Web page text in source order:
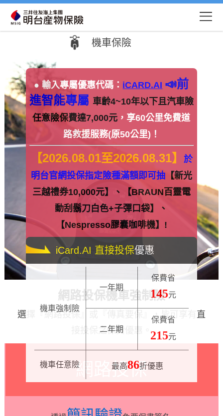
機車保險
● 輸入專屬優惠代碼： iCARD.AI 📣前
進智能專屬 車齡4~10年以下且汽車險
任意險保費達7,000元 ，享60公里免費道
路救援服務(原50公里)！
【2026.08.01至2026.08.31】
於
明台官網投保指定險種滿額即可抽【新光
三越禮券10,000元】、【BRAUN百靈電
動刮鬍刀白色+子彈口袋】、
【Nespresso膠囊咖啡機】!
iCard.AI 直接投保優惠
機車強制險
一年期
保費省
145元
二年期
保費省
215元
機車任意險 最高86折優惠
網路投保機車強制險
選擇『網路投保』或『傳真要保』，皆可享有直
接投保之保費優惠。
網路投保